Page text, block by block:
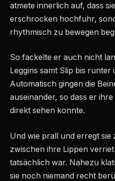
atmete innerlich auf, dass
erschrocken hochfuhr,
rhythmisch zu bewegen
So fackelte er auch nicht
Leggins samt Slip bis runter
Automatisch gingen die
auseinander, so dass er
direkt sehen konnte.
Und wie prall und erregt sie
zwischen ihre Lippen
tatsächlich war. Nahezu
sie noch niemand recht